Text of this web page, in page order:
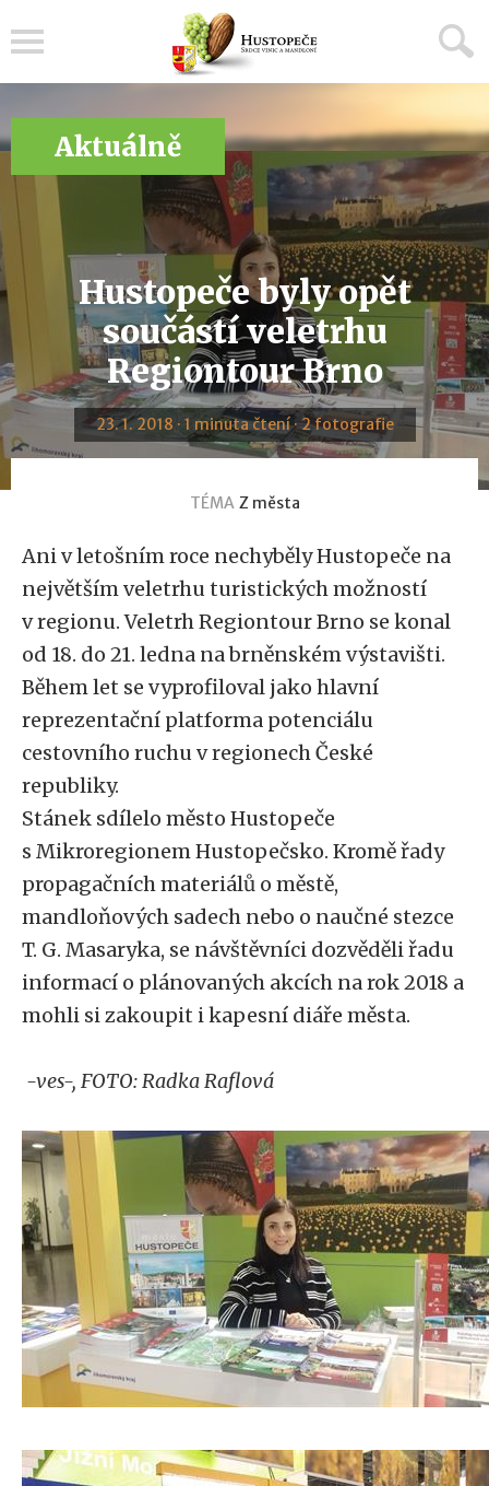
Aktuálně
Hustopeče byly opět
součástí veletrhu
Regiontour Brno
23. 1. 2018 · 1 minuta čtení · 2 fotografie
TÉMA Z města
Ani v letošním roce nechyběly Hustopeče na
největším veletrhu turistických možností
v regionu. Veletrh Regiontour Brno se konal
od 18. do 21. ledna na brněnském výstavišti.
Během let se vyprofiloval jako hlavní
reprezentační platforma potenciálu
cestovního ruchu v regionech České
republiky.
Stánek sdílelo město Hustopeče
s Mikroregionem Hustopečsko. Kromě řady
propagačních materiálů o městě,
mandloňových sadech nebo o naučné stezce
T. G. Masaryka, se návštěvníci dozvěděli řadu
informací o plánovaných akcích na rok 2018 a
mohli si zakoupit i kapesní diáře města.
-ves-, FOTO: Radka Raflová